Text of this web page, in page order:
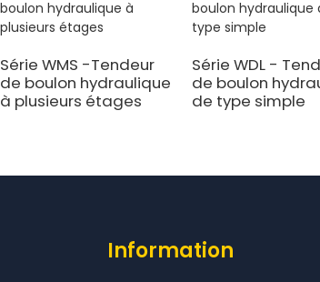
Série WMS -Tendeur
de boulon hydraulique
à plusieurs étages
Série WDL -
de boulon
de type simple
Information